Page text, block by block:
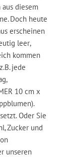
diesem
Doch heute
erscheinen
leer,
kommen
jede
10 cm x
Oder Sie
Zucker und
unseren